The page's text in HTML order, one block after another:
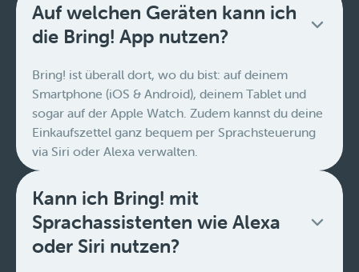
Auf welchen Geräten kann ich
die Bring! App nutzen?
Bring! ist überall dort, wo du bist: auf deinem
Smartphone (iOS & Android), deinem Tablet und
sogar auf der Apple Watch. Zudem kannst du deine
Einkaufszettel ganz bequem per Sprachsteuerung
via Siri oder Alexa verwalten.
Kann ich Bring! mit
Sprachassistenten wie Alexa
oder Siri nutzen?